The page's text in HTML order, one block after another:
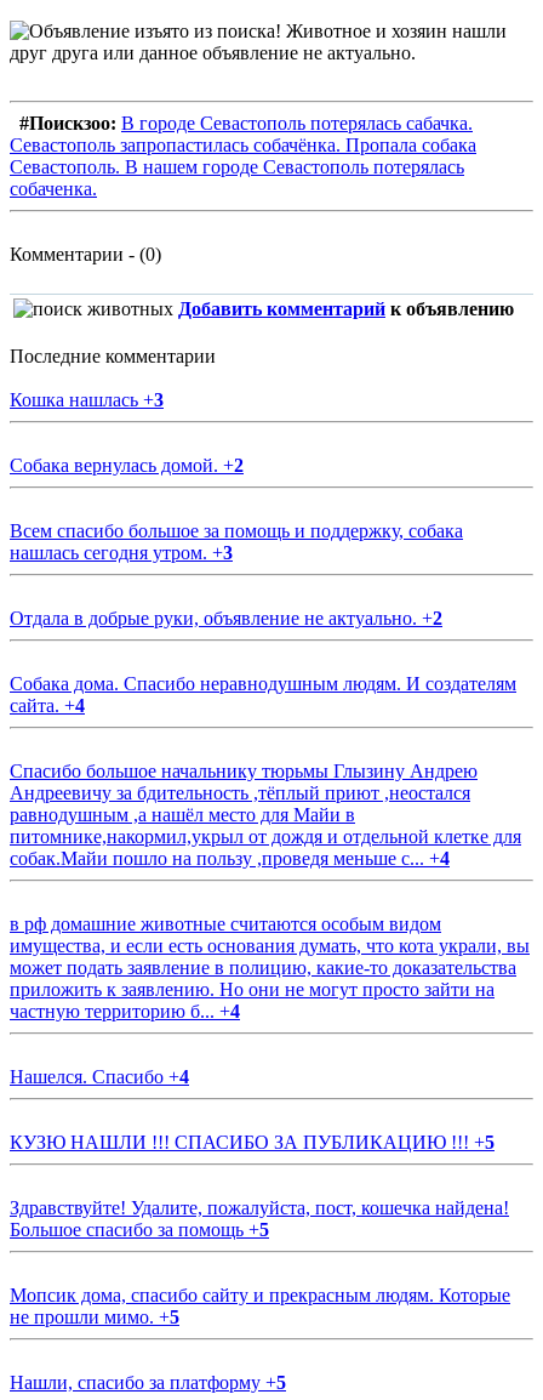
#Поискзоо: В городе Севастополь потерялась сабачка.
Севастополь запропастилась собачёнка. Пропала собака
Севастополь. В нашем городе Севастополь потерялась
собаченка.
Комментарии - (0)
Добавить комментарий к объявлению
Последние комментарии
Кошка нашлась +3
Собака вернулась домой. +2
Всем спасибо большое за помощь и поддержку, собака
нашлась сегодня утром. +3
Отдала в добрые руки, объявление не актуально. +2
Собака дома. Спасибо неравнодушным людям. И создателям
сайта. +4
Спасибо большое начальнику тюрьмы Глызину Андрею
Андреевичу за бдительность ,тёплый приют ,неостался
равнодушным ,а нашёл место для Майи в
питомнике,накормил,укрыл от дождя и отдельной клетке для
собак.Майи пошло на пользу ,проведя меньше с... +4
в рф домашние животные считаются особым видом
имущества, и если есть основания думать, что кота украли, вы
может подать заявление в полицию, какие-то доказательства
приложить к заявлению. Но они не могут просто зайти на
частную территорию б... +4
Нашелся. Спасибо +4
КУЗЮ НАШЛИ !!! СПАСИБО ЗА ПУБЛИКАЦИЮ !!! +5
Здравствуйте! Удалите, пожалуйста, пост, кошечка найдена!
Большое спасибо за помощь +5
Мопсик дома, спасибо сайту и прекрасным людям. Которые
не прошли мимо. +5
Нашли, спасибо за платформу +5